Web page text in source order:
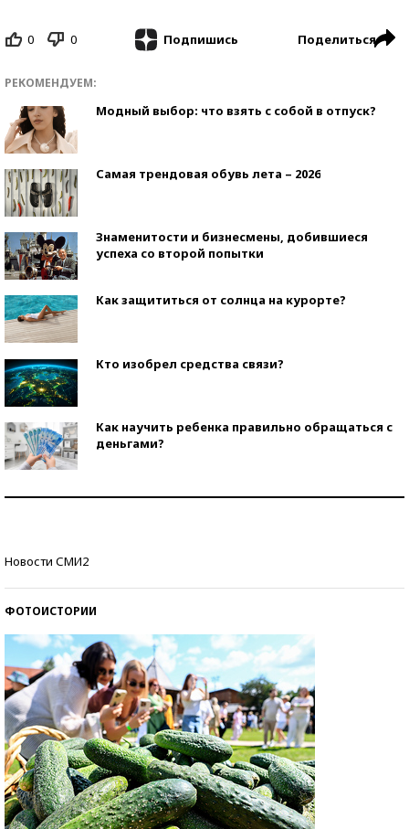
0 0 Подпишись Поделиться
РЕКОМЕНДУЕМ:
Модный выбор: что взять с собой в отпуск?
Самая трендовая обувь лета – 2026
Знаменитости и бизнесмены, добившиеся
успеха со второй попытки
Как защититься от солнца на курорте?
Кто изобрел средства связи?
Как научить ребенка правильно обращаться с
деньгами?
Новости СМИ2
ФОТОИСТОРИИ